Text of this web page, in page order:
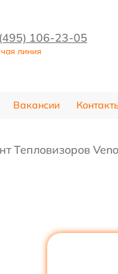
106-23-05
линия
Вакансии
Тепловизоров